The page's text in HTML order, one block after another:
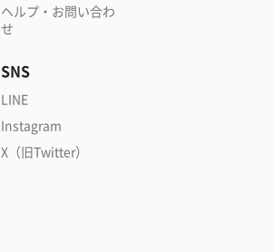
ヘルプ・お問い合わ
せ
SNS
LINE
Instagram
X（旧Twitter）